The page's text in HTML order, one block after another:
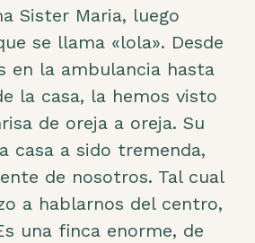
Sister Maria, luego
se llama «lola». Desde
en la ambulancia hasta
la casa, la hemos visto
de oreja a oreja. Su
casa a sido tremenda,
de nosotros. Tal cual
a hablarnos del centro,
una finca enorme, de